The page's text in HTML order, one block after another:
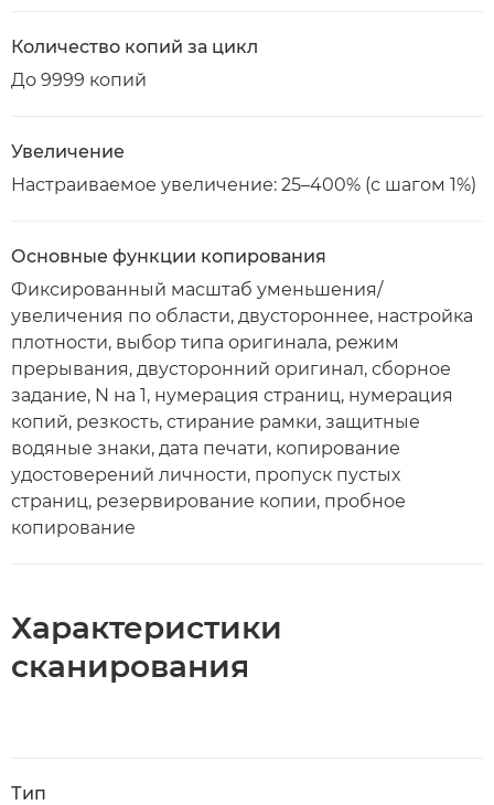
Количество копий за цикл
До 9999 копий
Увеличение
Настраиваемое увеличение: 25–400% (с шагом 1%)
Основные функции копирования
Фиксированный масштаб уменьшения/
увеличения по области, двустороннее, настройка
плотности, выбор типа оригинала, режим
прерывания, двусторонний оригинал, сборное
задание, N на 1, нумерация страниц, нумерация
копий, резкость, стирание рамки, защитные
водяные знаки, дата печати, копирование
удостоверений личности, пропуск пустых
страниц, резервирование копии, пробное
копирование
Характеристики
сканирования
Тип